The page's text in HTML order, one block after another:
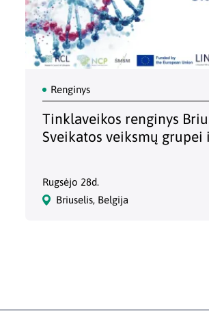
Renginys
Tinklaveikos renginys
Sveikatos veiksmų grupei
Rugsėjo 28d.
Briuselis, Belgija